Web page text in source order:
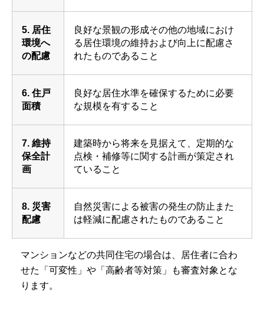
5. 居住
環境へ
の配慮
良好な景観の形成その他の地域におけ
る居住環境の維持および向上に配慮さ
れたものであること
6. 住戸
面積
良好な居住水準を確保するために必要
な規模を有すること
7. 維持
保全計
画
建築時から将来を見据えて、定期的な
点検・補修等に関する計画が策定され
ていること
8. 災害
配慮
自然災害による被害の発生の防止また
は軽減に配慮されたものであること
マンションなどの共同住宅の場合は、居住者に合わ
せた「可変性」や「高齢者等対策」も審査対象とな
ります。